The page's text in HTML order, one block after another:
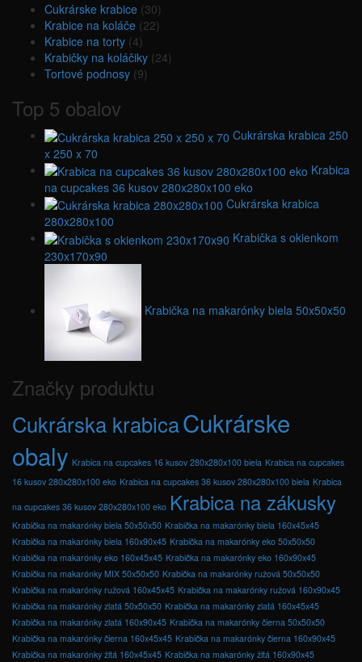
Cukrárske krabice (30)
Krabice na koláče (22)
Krabice na torty (4)
Krabičky na koláčiky (24)
Tortové podnosy (9)
Top 5 obalov
Cukrárska krabica 250
x 250 x 70
Krabica
na cupcakes 36 kusov 280x280x100 eko
Cukrárska krabica
280x280x100
Krabička s okienkom
230x170x90
Krabička na makarónky biela 50x50x50
Značky produktu
Cukrárska krabicaCukrárske
obaly Krabica na cupcakes 16 kusov 280x280x100 biela Krabica na cupcakes
16 kusov 280x280x100 eko Krabica na cupcakes 36 kusov 280x280x100 biela Krabica
na cupcakes 36 kusov 280x280x100 eko Krabica na zákusky
Krabička na makarónky biela 50x50x50 Krabička na makarónky biela 160x45x45
Krabička na makarónky biela 160x90x45 Krabička na makarónky eko 50x50x50
Krabička na makarónky eko 160x45x45 Krabička na makarónky eko 160x90x45
Krabička na makarónky MIX 50x50x50 Krabička na makarónky ružová 50x50x50
Krabička na makarónky ružová 160x45x45 Krabička na makarónky ružová 160x90x45
Krabička na makarónky zlatá 50x50x50 Krabička na makarónky zlatá 160x45x45
Krabička na makarónky zlatá 160x90x45 Krabička na makarónky čierna 50x50x50
Krabička na makarónky čierna 160x45x45 Krabička na makarónky čierna 160x90x45
Krabička na makarónky žltá 160x45x45 Krabička na makarónky žltá 160x90x45